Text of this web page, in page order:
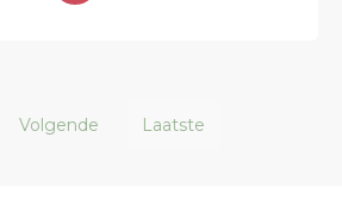
Volgende Laatste